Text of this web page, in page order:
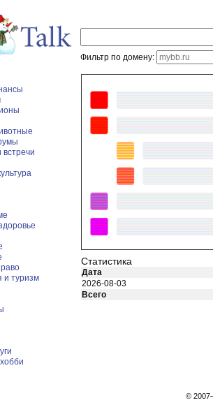
Фильтр по домену:
встречи
и туризм
Статистика
Дата
2026-08-03
Всего
©